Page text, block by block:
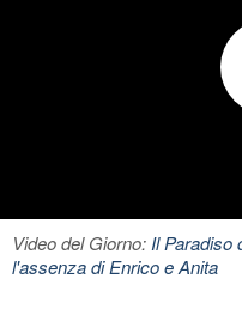
Video del Giorno:Il Paradiso
l'assenza di Enrico e Anita